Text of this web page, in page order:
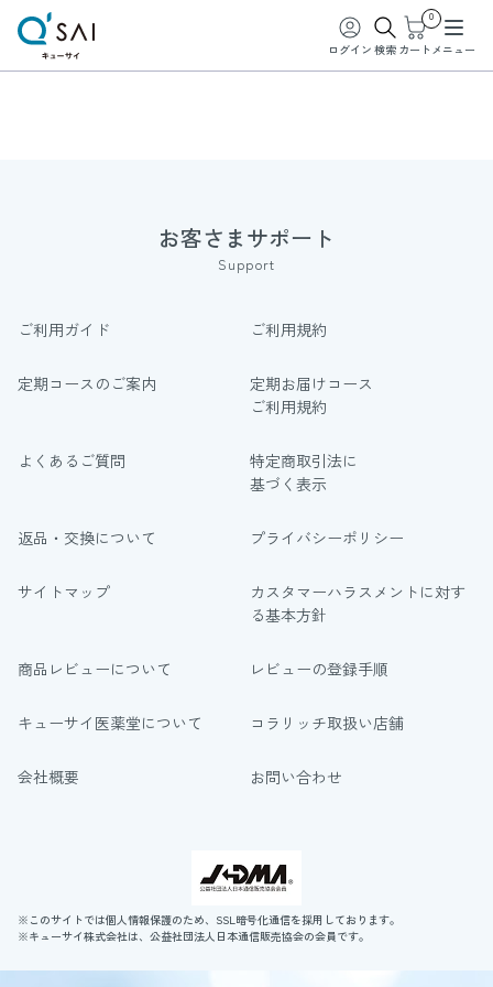
ログイン 検索
0
カート メニュー
お客さまサポート
Support
ご利用ガイド ご利用規約
定期コースのご案内
定期お届けコース
ご利用規約
よくあるご質問
特定商取引法に
基づく表示
返品・交換について プライバシーポリシー
サイトマップ
カスタマーハラスメントに対す
る基本方針
商品レビューについて レビューの登録手順
キューサイ医薬堂について コラリッチ取扱い店舗
会社概要 お問い合わせ
※このサイトでは個人情報保護のため、SSL暗号化通信を採用しております。
※キューサイ株式会社は、公益社団法人日本通信販売協会の会員です。